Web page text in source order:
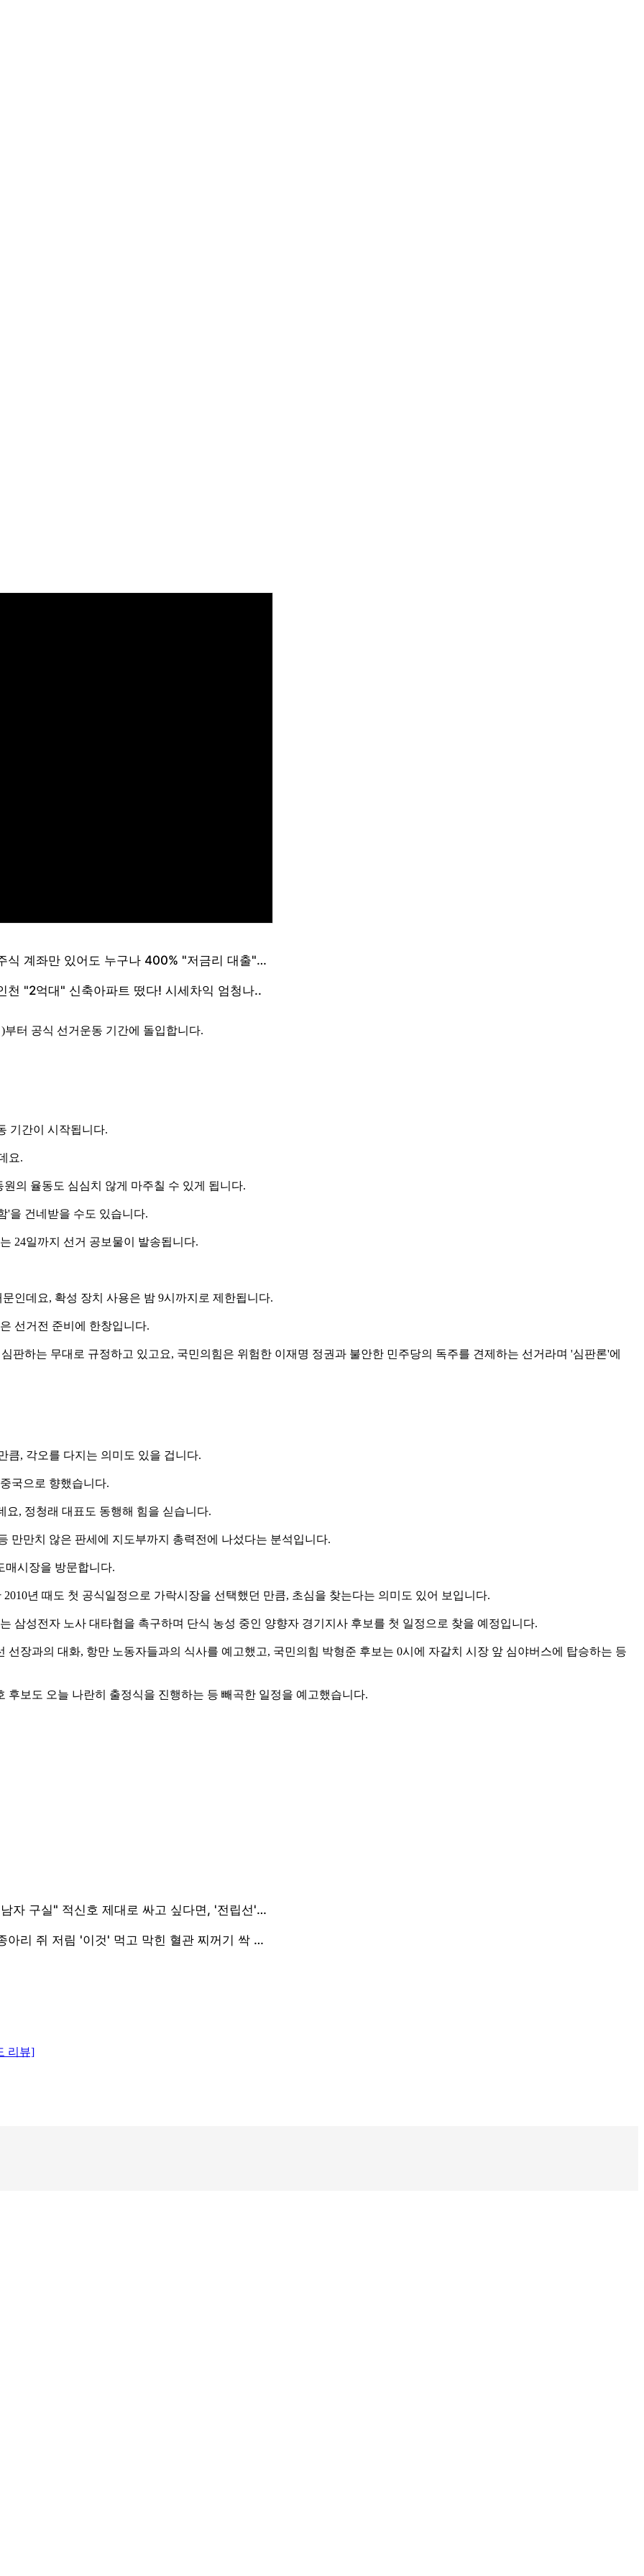
부터 공식 선거운동 기간에 돌입합니다.
기간이 시작됩니다.
요.
의 율동도 심심치 않게 마주칠 수 있게 됩니다.
'을 건네받을 수도 있습니다.
24일까지 선거 공보물이 발송됩니다.
인데요, 확성 장치 사용은 밤 9시까지로 제한됩니다.
선거전 준비에 한창입니다.
판하는 무대로 규정하고 있고요, 국민의힘은 위험한 이재명 정권과 불안한 민주당의 독주를 견제하는 선거라며 '심판론'에
큼, 각오를 다지는 의미도 있을 겁니다.
국으로 향했습니다.
, 정청래 대표도 동행해 힘을 싣습니다.
만만치 않은 판세에 지도부까지 총력전에 나섰다는 분석입니다.
매시장을 방문합니다.
년 때도 첫 공식일정으로 가락시장을 선택했던 만큼, 초심을 찾는다는 의미도 있어 보입니다.
삼성전자 노사 대타협을 촉구하며 단식 농성 중인 양향자 경기지사 후보를 첫 일정으로 찾을 예정입니다.
장과의 대화, 항만 노동자들과의 식사를 예고했고, 국민의힘 박형준 후보는 0시에 자갈치 시장 앞 심야버스에 탑승하는 등
보도 오늘 나란히 출정식을 진행하는 등 빼곡한 일정을 예고했습니다.
리뷰]